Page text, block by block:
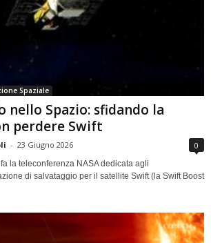
Spaziale
nello Spazio: sfidando la
perdere Swift
- 23 Giugno 2026 0
la teleconferenza NASA dedicata agli
di salvataggio per il satellite Swift (la Swift Boost